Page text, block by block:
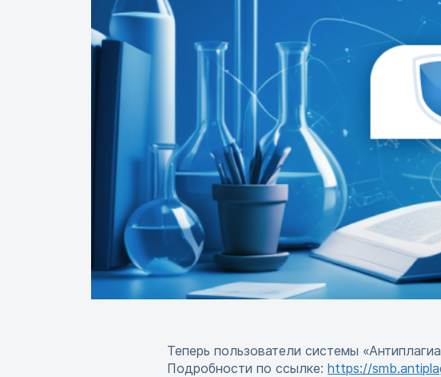
Теперь пользователи системы
Подробности по ссылке: https://